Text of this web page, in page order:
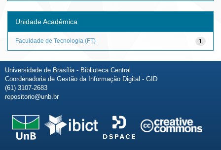
Unidade Acadêmica
1
Faculdade de Tecnologia (FT)
Universidade de Brasília - Biblioteca Central
Coordenadoria de Gestão da Informação Digital - GID
(61) 3107-2683
repositorio@unb.br